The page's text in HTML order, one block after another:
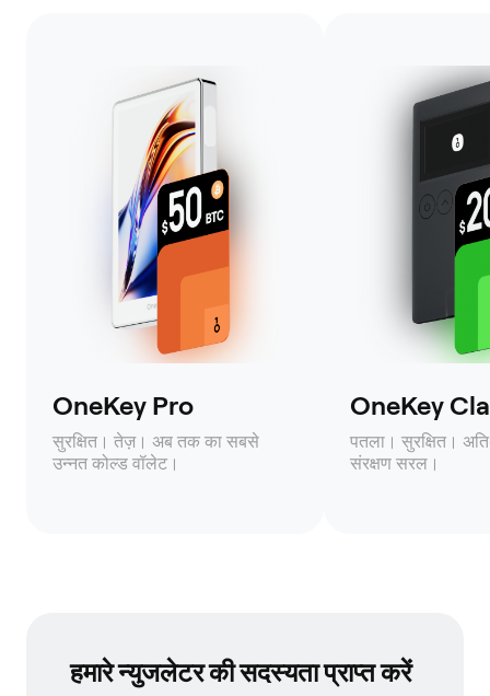
OneKey Pro
सुरक्षित। तेज़। अब तक का सबसे
उन्नत कोल्ड वॉलेट।
OneKey
पतला। सुरक्षित।
संरक्षण सरल।
हमारे न्युजलेटर की सदस्यता प्राप्त करें